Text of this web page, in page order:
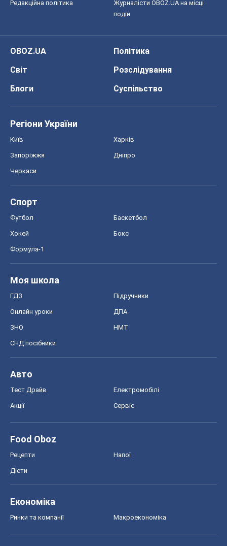
Редакційна політика
Журналісти OBOZ.UA на місці
подій
OBOZ.UA
Політика
Світ
Розслідування
Блоги
Суспільство
Регіони України
Київ Харків
Запоріжжя Дніпро
Черкаси
Спорт
Футбол Баскетбол
Хокей Бокс
Формула-1
Моя школа
ГДЗ Підручники
Онлайн уроки ДПА
ЗНО НМТ
СНД посібники
Авто
Тест Драйв Електромобілі
Акції Сервіс
Food Oboz
Рецепти Напої
Дієти
Економіка
Ринки та компанії Макроекономіка